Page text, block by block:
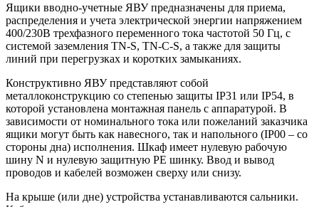
Ящики вводно-учетные ЯВУ предназначены для приема,
распределения и учета электрической энергии напряжением
400/230В трехфазного переменного тока частотой 50 Гц, с
системой заземления TN-S, TN-C-S, а также для защиты
линий при перегрузках и коротких замыканиях.
Конструктивно ЯВУ представляют собой
металлоконструкцию со степенью защиты IP31 или IP54, в
которой установлена монтажная панель с аппаратурой. В
зависимости от номинального тока или пожеланий заказчика
ящики могут быть как навесного, так и напольного (IP00 – со
стороны дна) исполнения. Шкаф имеет нулевую рабочую
шину N и нулевую защитную PE шинку. Ввод и вывод
проводов и кабелей возможен сверху или снизу.
На крыше (или дне) устройства устанавливаются сальники.